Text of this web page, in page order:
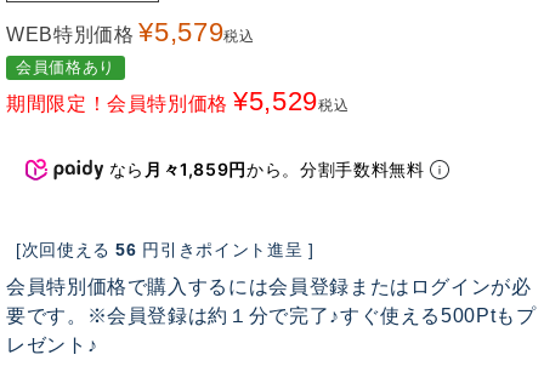
WEB特別価格 ¥5,579税込
会員価格あり
期間限定！会員特別価格 ¥5,529税込
なら 月々1,859円から。分割手数料無料
[次回使える 56 円引きポイント進呈 ]
会員特別価格で購入するには会員登録またはログインが必
要です。※会員登録は約１分で完了♪すぐ使える500Ptもプ
レゼント♪